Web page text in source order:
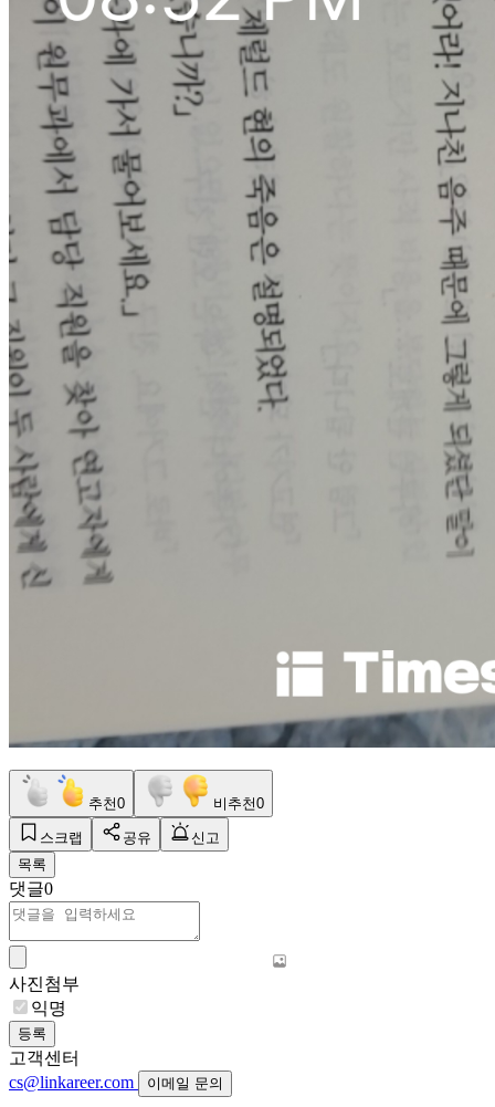
추천0 비추천0
스크랩 공유
신고
목록
댓글0
사진첨부
익명
등록
고객센터
cs@linkareer.com
이메일 문의